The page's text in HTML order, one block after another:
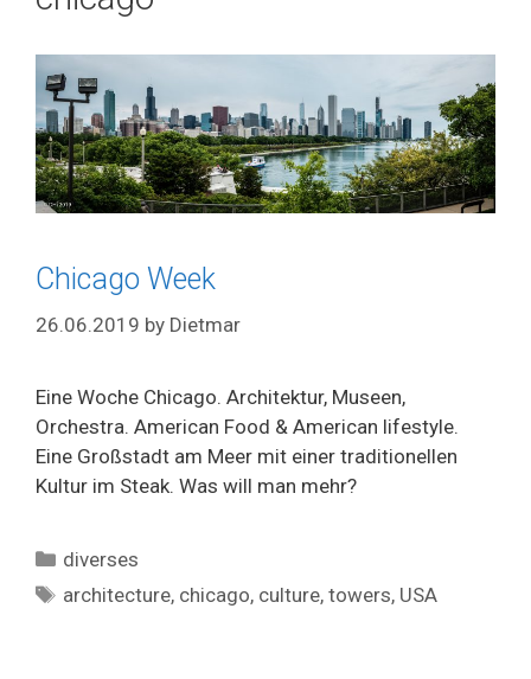
Chicago Week
26.06.2019 by Dietmar
Eine Woche Chicago. Architektur, Museen,
Orchestra. American Food & American lifestyle.
Eine Großstadt am Meer mit einer traditionellen
Kultur im Steak. Was will man mehr?
Categories
diverses
Tags
architecture, chicago, culture,towers, USA